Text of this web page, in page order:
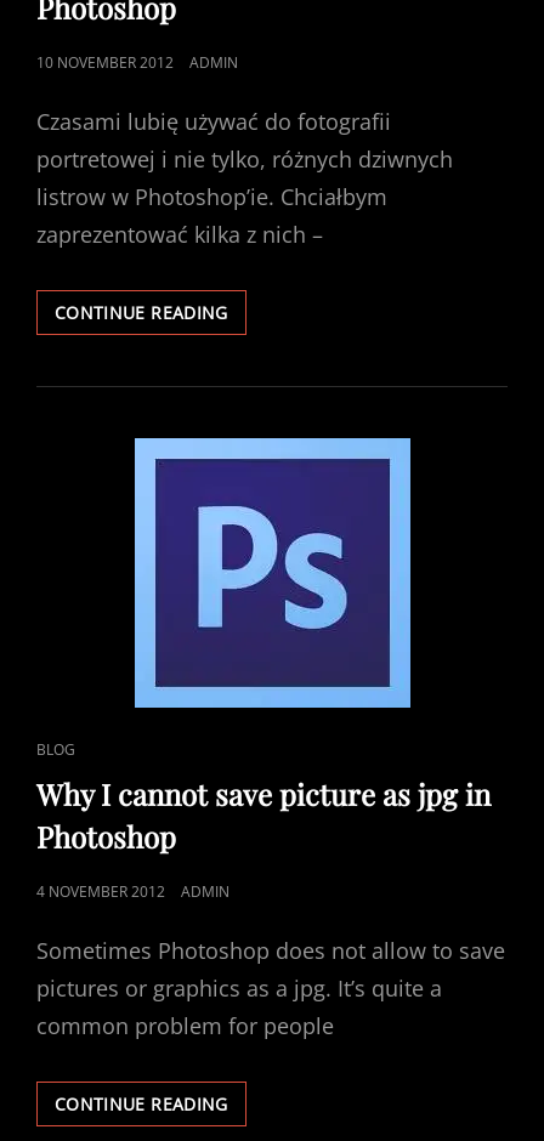
POSTED
10 NOVEMBER 2012 ADMIN
Czasami lubię używać do fotografii
portretowej i nie tylko, różnych dziwnych
listrow w Photoshop’ie. Chciałbym
zaprezentować kilka z nich –
CONTINUE READINGNAJLEPSZE
FILTRY
PORTRETÓW
PHOTOSHOP
CAT
LINKS
BLOG
Why I cannot save picture as jpg in
Photoshop
POSTED
4 NOVEMBER 2012 ADMIN
Sometimes Photoshop does not allow to save
pictures or graphics as a jpg. It’s quite a
common problem for people
CONTINUE READINGWHY
I